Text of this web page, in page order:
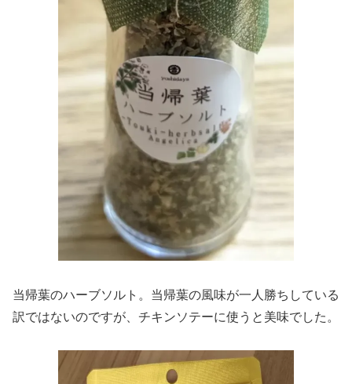
当帰葉のハーブソルト。当帰葉の風味が一人勝ちしている
訳ではないのですが、チキンソテーに使うと美味でした。